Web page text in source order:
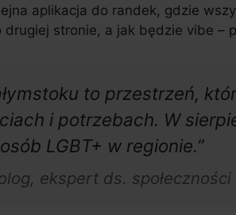
aplikacja do randek, gdzie
stronie, a jak będzie vibe –
to przestrzeń,
i potrzebach. W
LGBT+ w regionie.”
ekspert ds. społeczności